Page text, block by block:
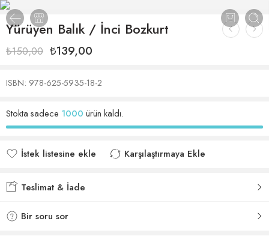
Yürüyen Balık / İnci Bozkurt
₺150,00 ₺139,00
ISBN: 978-625-5935-18-2
Stokta sadece 1000 ürün kaldı.
İstek listesine ekle
Karşılaştırmaya Ekle
Teslimat & İade
Bir soru sor